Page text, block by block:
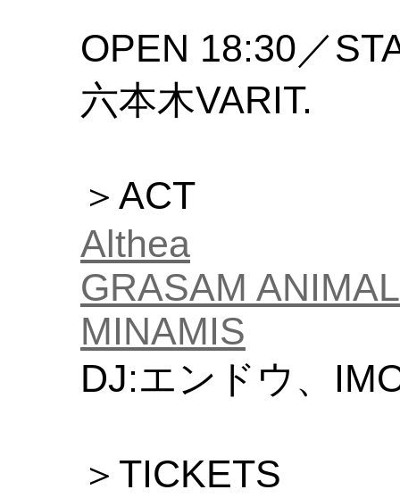
OPEN 18:30／
六本木VARIT.
＞ACT
Althea
GRASAM ANIMAL
MINAMIS
DJ:エンドウ、
＞TICKETS